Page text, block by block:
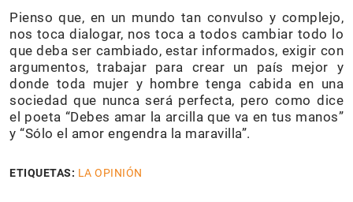
Pienso que, en un mundo tan convulso y complejo,
nos toca dialogar, nos toca a todos cambiar todo lo
que deba ser cambiado, estar informados, exigir con
argumentos, trabajar para crear un país mejor y
donde toda mujer y hombre tenga cabida en una
sociedad que nunca será perfecta, pero como dice
el poeta “Debes amar la arcilla que va en tus manos”
y “Sólo el amor engendra la maravilla”.
ETIQUETAS: LA OPINIÓN